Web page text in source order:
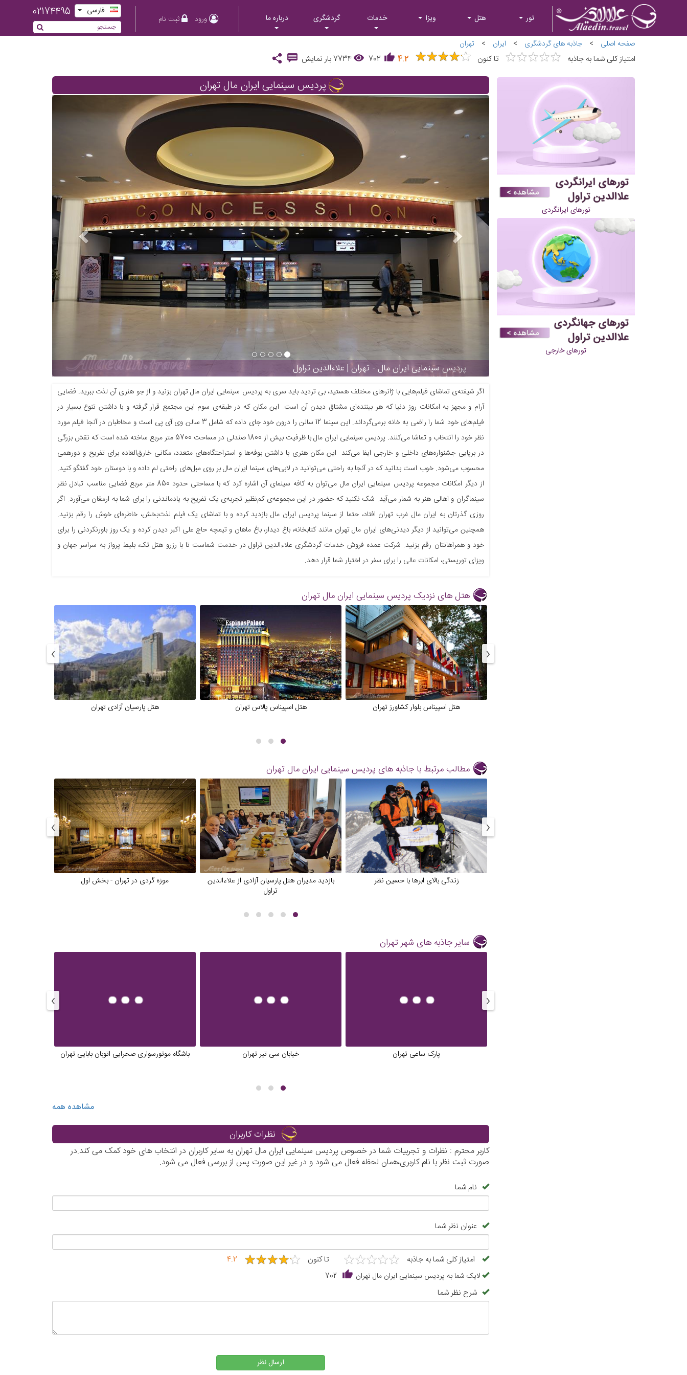
تور هتل ویزا خدمات گردشگری درباره ما ورود ثبت نام
فارسی 02174495
صفحه اصلی > جاذبه های گردشگری > ایران > تهران
امتیاز کلی شما به جاذبه ★★★★★
★★★★★ تا کنون ★★★★★
★★★★★
4.2
702
7734بار نمایش
تورهای ایرانگردی
تورهای خارجی
پردیس سینمایی ایران مال تهران
پردیس سینمایی ایران مال - تهران | علاءالدین تراول
Previous Next
اگر شیفته‌ی تماشای فیلم‌هایی با ژانرهای مختلف هستید، بی تردید باید سری به پردیس سینمایی ایران مال تهران بزنید و از جو هنری آن لذت ببرید. فضایی
آرام و مجهز به امکانات روز دنیا که هر بیننده‌ای مشتاق دیدن آن است. این مکان که در طبقه‌ی سوم این مجتمع قرار گرفته و با داشتن تنوع بسیار در
فیلم‌های خود شما را راضی به خانه برمی‌گرداند. این سینما 12 سالن را درون خود جای داده که شامل 3 سالن وی آی پی است و مخاطبان در آنجا فیلم مورد
نظر خود را انتخاب و تماشا می‌کنند. پردیس سینمایی ایران مال با ظرفیت بیش از 1800 صندلی در مساحت 5700 متر مربع ساخته شده است که نقش بزرگی
در برپایی جشنواره‌های داخلی و خارجی ایفا می‌کند. این مکان هنری با داشتن بوفه‌ها و استراحتگاه‌های متعدد، مکانی خارق‌العاده برای تفریح و دورهمی
محسوب می‌شود. خوب است بدانید که در آنجا به راحتی می‌توانید در لابی‌های سینما ایران مال بر روی مبل‌های راحتی لم داده و با دوستان خود گفتگو کنید.
از دیگر امکانات مجموعه پردیس سینمایی ایران مال می‌توان به کافه سینمای آن اشاره کرد که با مساحتی حدود 850 متر مربع فضایی مناسب تبادل نظر
سینماگران و اهالی هنر به شمار می‌آید. شک نکنید که حضور در این مجموعه‌ی کم‌نظیر تجربه‌ی یک تفریح به یادماندنی را برای شما به ارمغان می‌آورد. اگر
روزی گذرتان به ایران مال غرب تهران افتاد، حتما از سینما پردیس ایران مال بازدید کرده و با تماشای یک فیلم لذت‌بخش، خاطره‌ای خوش را رقم بزنید.
همچنین می‌توانید از دیگر دیدنی‌های ایران مال تهران مانند کتابخانه، باغ دیدار، باغ ماهان و تیمچه حاج علی اکبر دیدن کرده و یک روز باورنکردنی را برای
خود و همراهانتان رقم بزنید. شرکت عمده فروش خدمات گردشگری علاءالدین تراول در خدمت شماست تا با رزرو هتل تک، بلیط پرواز به سراسر جهان و
ویزای توریستی، امکانات عالی را برای سفر در اختیار شما قرار دهد.
هتل های نزدیک پردیس سینمایی ایران مال تهران
هتل اسپیناس بلوار کشاورز تهران هتل اسپیناس پالاس تهران هتل پارسیان آزادی تهران
‹
›
مطالب مرتبط با جاذبه های پردیس سینمایی ایران مال تهران
زندگی بالای ابرها با حسین نظر
بازدید مدیران هتل پارسیان آزادی از علاءالدین
تراول
موزه گردی در تهران - بخش اول
‹
›
سایر جاذبه های شهر تهران
پارک ساعی تهران خیابان سی تیر تهران باشگاه موتورسواری صحرایی اتوبان بابایی تهران
‹
›
مشاهده همه
نظرات کاربران
کاربر محترم : نظرات و تجربیات شما در خصوص پردیس سینمایی ایران مال تهران به سایر کاربران در انتخاب های خود کمک می کند.در
صورت ثبت نظر با نام کاربری،همان لحظه فعال می شود و در غیر این صورت پس از بررسی فعال می شود.
نام شما
عنوان نظر شما
امتیاز کلی شما به جاذبه ★★★★★
★★★★★ تا کنون ★★★★★
★★★★★
4.2
لایک شما به پردیس سینمایی ایران مال تهران 702
شرح نظر شما
ارسال نظر